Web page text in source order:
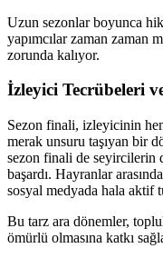
Uzun sezonlar boyunca
yapımcılar zaman zaman
zorunda kalıyor.
İzleyici Tecrübeleri
Sezon finali, izleyicinin
merak unsuru taşıyan bir
sezon finali de seyircilerin
başardı. Hayranlar
sosyal medyada hala aktif
Bu tarz ara dönemler,
ömürlü olmasına katkı